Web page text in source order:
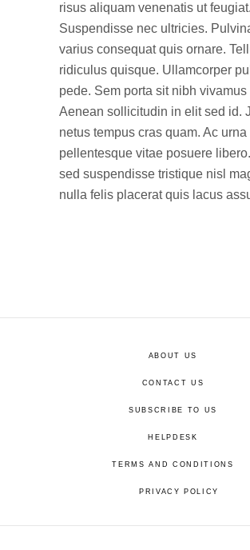
risus aliquam venenatis ut feugiat.
Suspendisse nec ultricies.
varius consequat quis ornare.
ridiculus quisque. Ullamcorper
pede. Sem porta sit nibh vivamus
Aenean sollicitudin in elit sed id.
netus tempus cras quam. Ac urna
pellentesque vitae posuere
sed suspendisse tristique nisl
nulla felis placerat quis lacus
ABOUT US
CONTACT US
SUBSCRIBE TO US
HELPDESK
TERMS AND CONDITIONS
PRIVACY POLICY